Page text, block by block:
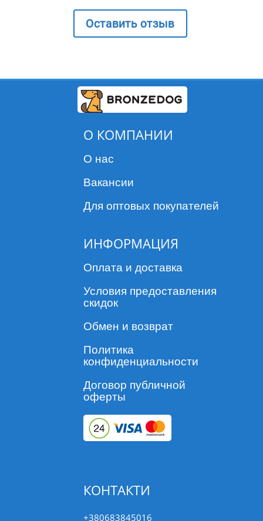
Оставить отзыв
О КОМПАНИИ
О нас
Вакансии
Для оптовых покупателей
ИНФОРМАЦИЯ
Оплата и доставка
Условия предоставления
скидок
Обмен и возврат
Политика
конфиденциальности
Договор публичной
оферты
КОНТАКТИ
+380683845016